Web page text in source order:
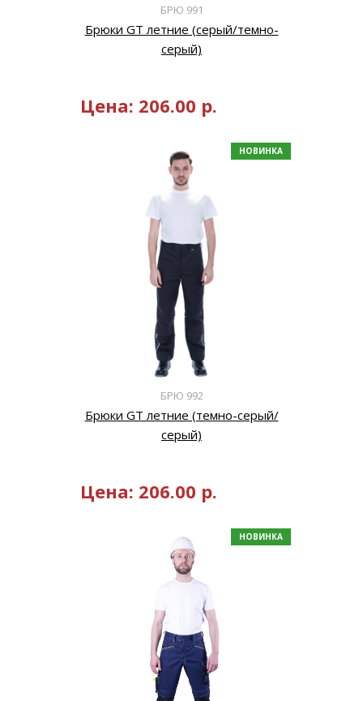
БРЮ 991
Брюки GT летние (серый/темно-
серый)
Цена: 206.00 р.
БРЮ 992
Брюки GT летние (темно-серый/
серый)
Цена: 206.00 р.
НОВИНКА
НОВИНКА